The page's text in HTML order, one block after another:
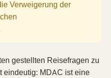
Verweigerung der
gestellten Reisefragen zu
eindeutig: MDAC ist eine